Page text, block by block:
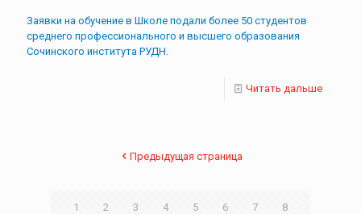
Заявки на обучение в Школе подали более 50 студентов
среднего профессионального и высшего образования
Сочинского института РУДН.
Читать дальше
Предыдущая страница
1 2 3 4 5 6 7 8